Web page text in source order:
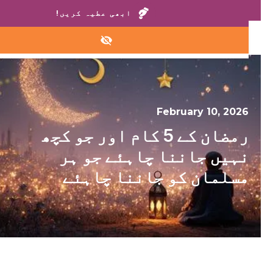
ہمارے گھروں یا ہیلپ لائن پر کال کریں: +1 888 711 6472ابھی عطیہ کریں!
February 10, 2026
رمضان کے 5 کام اور جو کچھ
نہیں جاننا چاہئے جو ہر
مسلمان کو جاننا چاہئے